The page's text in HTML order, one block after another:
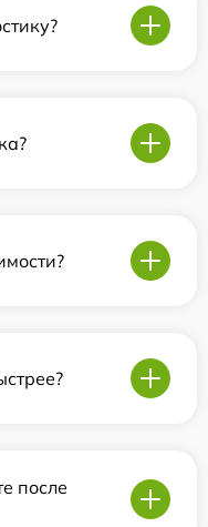
после